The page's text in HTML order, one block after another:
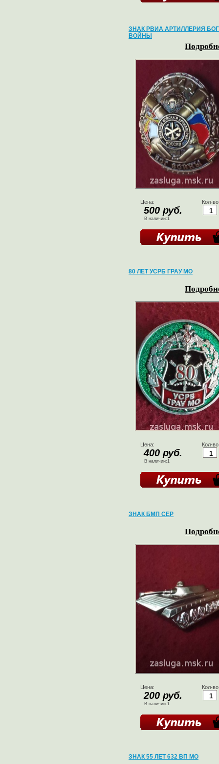
ЗНАК РВИА АРТИЛЛЕРИЯ БОГ
ВОЙНЫ
Цена:
500 руб.
В наличии:1
Кол-
80 ЛЕТ УСРБ ГРАУ МО
Цена:
400 руб.
В наличии:1
Кол-
ЗНАК БМП СЕР
Цена:
200 руб.
В наличии:1
Кол-
ЗНАК 55 ЛЕТ 632 ВП МО